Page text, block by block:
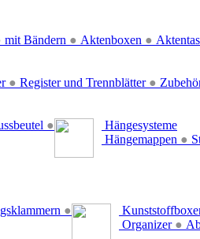
mit Bändern ● Aktenboxen ●
● Register und Trennblätter ●
●
Hängesysteme
Hängemappen ●
●
Organizer ●